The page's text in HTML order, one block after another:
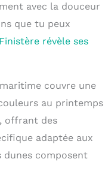
avec la douceur
que tu peux
révèle ses
couvre une
au printemps
offrant des
adaptée aux
composent